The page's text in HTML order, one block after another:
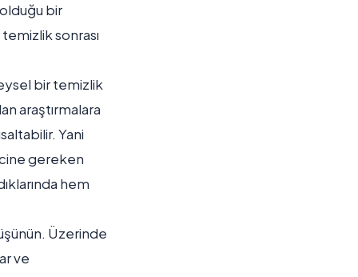
bir
sonrası
bir temizlik
araştırmalara
Yani
gereken
hem
Üzerinde
ve